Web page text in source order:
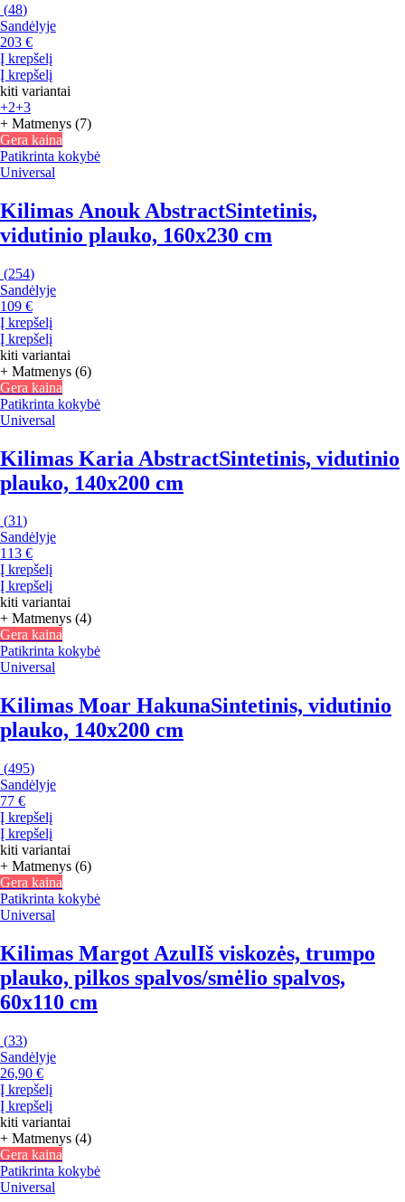
(48)
Sandėlyje
203 €
Į krepšelį
Į krepšelį
kiti variantai
+2+3
+ Matmenys (7)
Gera kaina
Patikrinta kokybė
Universal
Kilimas Anouk AbstractSintetinis,
vidutinio plauko, 160x230 cm
(254)
Sandėlyje
109 €
Į krepšelį
Į krepšelį
kiti variantai
+ Matmenys (6)
Gera kaina
Patikrinta kokybė
Universal
Kilimas Karia AbstractSintetinis, vidutinio
plauko, 140x200 cm
(31)
Sandėlyje
113 €
Į krepšelį
Į krepšelį
kiti variantai
+ Matmenys (4)
Gera kaina
Patikrinta kokybė
Universal
Kilimas Moar HakunaSintetinis, vidutinio
plauko, 140x200 cm
(495)
Sandėlyje
77 €
Į krepšelį
Į krepšelį
kiti variantai
+ Matmenys (6)
Gera kaina
Patikrinta kokybė
Universal
Kilimas Margot AzulIš viskozės, trumpo
plauko, pilkos spalvos/smėlio spalvos,
60x110 cm
(33)
Sandėlyje
26,90 €
Į krepšelį
Į krepšelį
kiti variantai
+ Matmenys (4)
Gera kaina
Patikrinta kokybė
Universal